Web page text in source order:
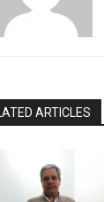
ARTICLES